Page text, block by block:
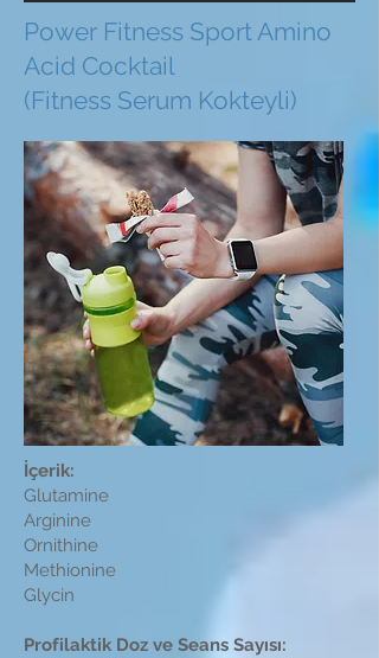
Power Fitness Sport Amino
Acid Cocktail
(Fitness Serum Kokteyli)
İçerik:
Glutamine
Arginine
Ornithine
Methionine
Glycin
Profilaktik Doz ve Seans Sayısı: